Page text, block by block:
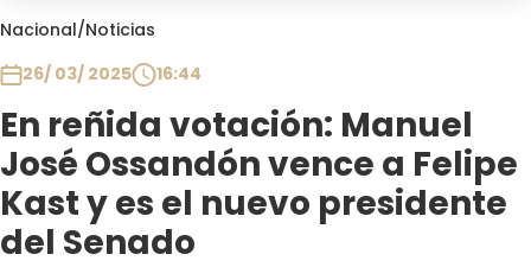
Nacional/Noticias
26/ 03/ 2025
16:44
En reñida votación: Manuel
José Ossandón vence a Felipe
Kast y es el nuevo presidente
del Senado
Club De La Comedia
Plan Perfecto
El Tiempo
Sabingo
Todos Los Programas